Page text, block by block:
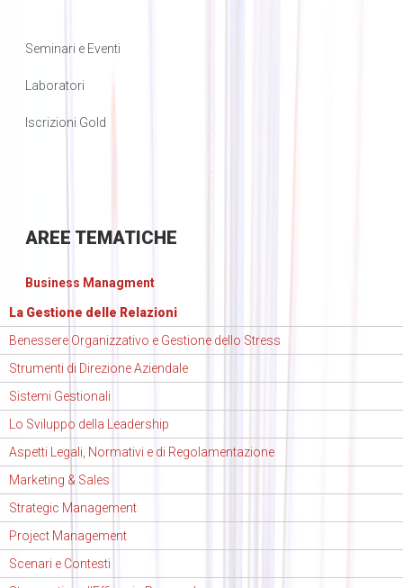
Seminari e Eventi
Laboratori
Iscrizioni Gold
AREE TEMATICHE
Business Managment
La Gestione delle Relazioni
Benessere Organizzativo e Gestione dello Stress
Strumenti di Direzione Aziendale
Sistemi Gestionali
Lo Sviluppo della Leadership
Aspetti Legali, Normativi e di Regolamentazione
Marketing & Sales
Strategic Management
Project Management
Scenari e Contesti